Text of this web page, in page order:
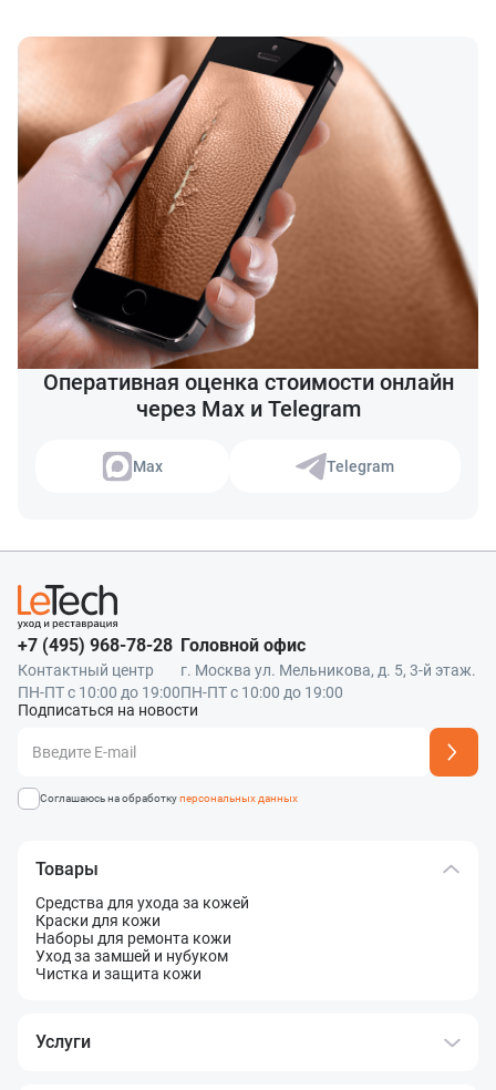
Оперативная оценка стоимости онлайн
через Max и Telegram
Max Telegram
+7 (495) 968-78-28
Контактный центр
ПН-ПТ с 10:00 до 19:00
Головной офис
г. Москва ул. Мельникова, д. 5, 3-й этаж.
ПН-ПТ с 10:00 до 19:00
Подписаться на новости
Адрес подписки успешно добавлен
Соглашаюсь на обработкуперсональных данных
Товары
Средства для ухода за кожей
Краски для кожи
Наборы для ремонта кожи
Уход за замшей и нубуком
Чистка и защита кожи
Услуги